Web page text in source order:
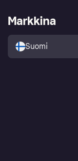
Markkina
Suomi